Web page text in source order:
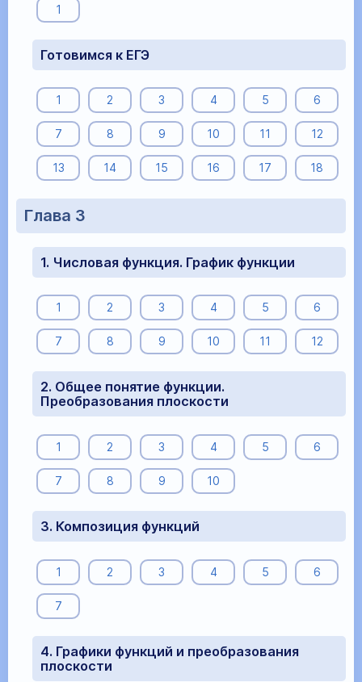
1
Готовимся к ЕГЭ
1 2 3 4 5 6
7 8 9 10 11 12
13 14 15 16 17 18
Глава 3
1. Числовая функция. График функции
1 2 3 4 5 6
7 8 9 10 11 12
2. Общее понятие функции.
Преобразования плоскости
1 2 3 4 5 6
7 8 9 10
3. Композиция функций
1 2 3 4 5 6
7
4. Графики функций и преобразования
плоскости